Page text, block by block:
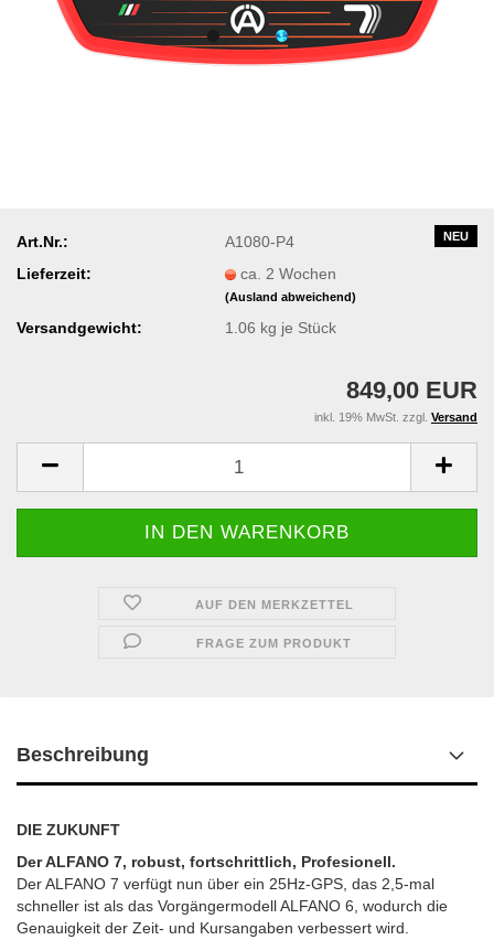
NEU
Art.Nr.:
A1080-P4
Lieferzeit:
ca. 2 Wochen
(Ausland abweichend)
Versandgewicht: 1.06 kg je Stück
849,00 EUR
inkl. 19% MwSt. zzgl. Versand
AUF DEN MERKZETTEL
FRAGE ZUM PRODUKT
Beschreibung
DIE ZUKUNFT
Der ALFANO 7, robust, fortschrittlich, Profesionell.
Der ALFANO 7 verfügt nun über ein 25Hz-GPS, das 2,5-mal
schneller ist als das Vorgängermodell ALFANO 6, wodurch die
Genauigkeit der Zeit- und Kursangaben verbessert wird.